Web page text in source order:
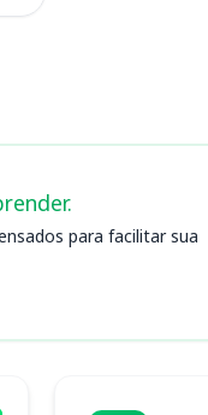
para facilitar sua